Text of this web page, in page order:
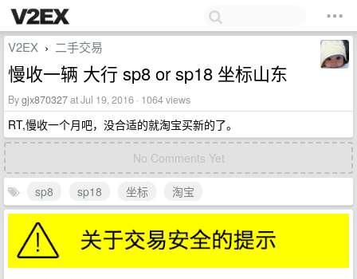
V2EX › 二手交易
慢收一辆 大行 sp8 or sp18 坐标山东
Bygjx870327at Jul 19, 2016 · 1064 views
RT,慢收一个月吧，没合适的就淘宝买新的了。
No Comments Yet
sp8 sp18 坐标 淘宝